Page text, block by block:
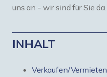
uns an - wir sind für Sie da.
INHALT
Verkaufen/Vermieten